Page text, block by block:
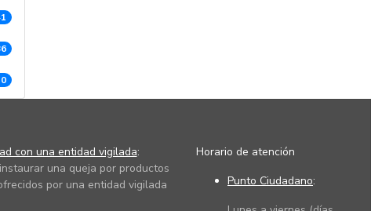
con una entidad vigilada:
una queja por productos
por una entidad vigilada
Horario de atención
Punto Ciudadano: